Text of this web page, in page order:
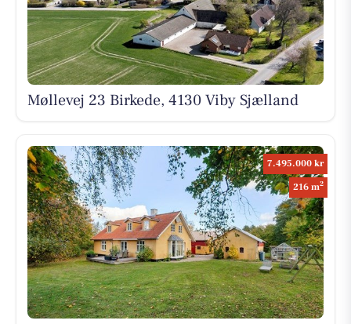
Møllevej 23 Birkede, 4130 Viby Sjælland
7.495.000 kr
216 m2